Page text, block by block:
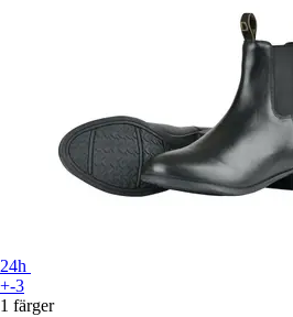
24h
+-3
1 färger